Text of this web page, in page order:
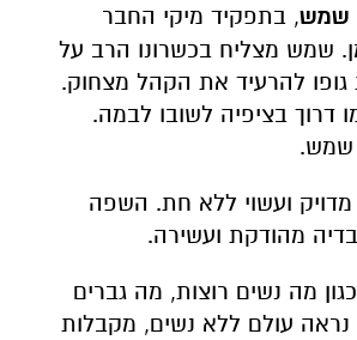
שמש, בתפקיד מיקי החבר
שמש מצליח בכשרונו הרב על
גופו להרעיד את הקהל מצחוק.
דרוך בציפיה לשובו לבמה.
שמש.
ועשוי ללא חת. השפה
מהודקת ועשירה.
מה נשים רוצות, מה גברים
נראה עולם ללא נשים, מקבלות